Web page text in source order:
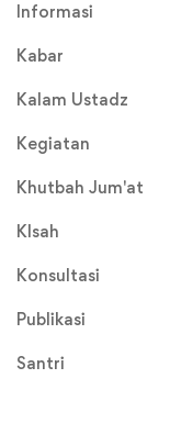
Informasi
Kabar
Kalam Ustadz
Kegiatan
Khutbah Jum'at
KIsah
Konsultasi
Publikasi
Santri